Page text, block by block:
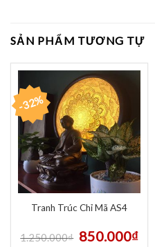
SẢN PHẨM TƯƠNG TỰ
-32%
Tranh Trúc Chỉ Mã AS4
1.250.000₫ 850.000₫